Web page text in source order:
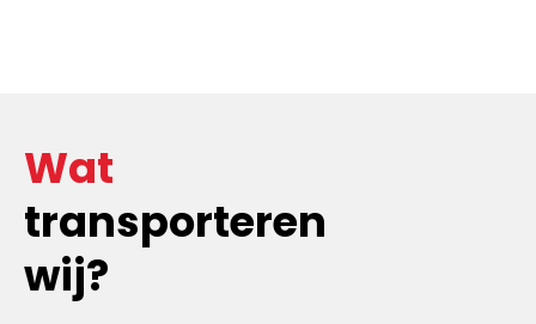
Wat
transporteren
wij?